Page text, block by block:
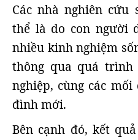
Các nhà nghiên cứu
thể là do con người
nhiều kinh nghiệm
thông qua quá
nghiệp, cùng các
đình mới.
Bên cạnh đó, kết